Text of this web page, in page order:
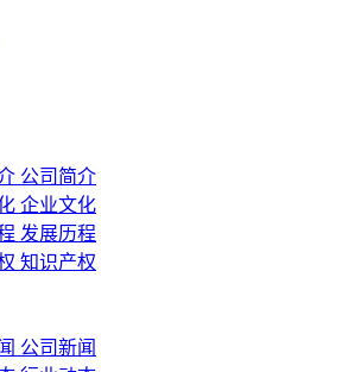
公司简介
企业文化
发展历程
知识产权
公司新闻